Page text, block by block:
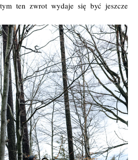
ten zwrot wydaje się być jeszcze